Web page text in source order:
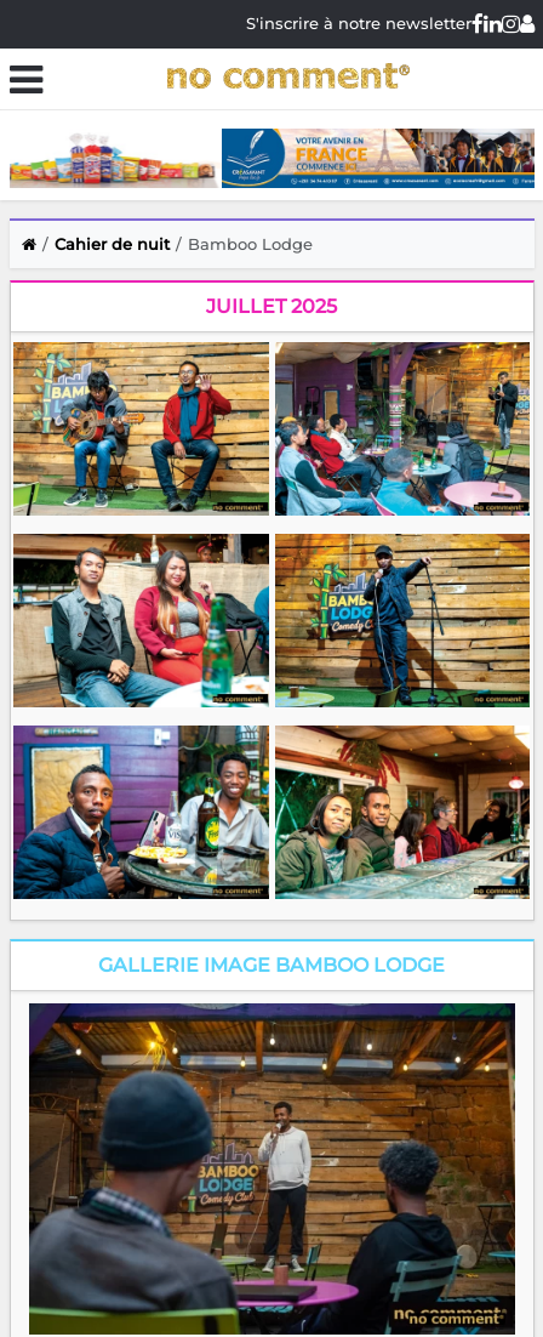
S'inscrire à notre newsletter
Cahier de nuit Bamboo Lodge
JUILLET 2025
GALLERIE IMAGE BAMBOO LODGE